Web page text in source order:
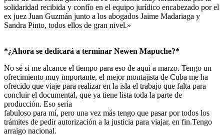
solidaridad recibida y confío en el equipo jurídico encabezado por el
ex juez Juan Guzmán junto a los abogados Jaime Madariaga y
Sandra Pinto, todos ellos de gran nivel.»
*¿Ahora se dedicará a terminar Newen Mapuche?*
No sé si me alcance el tiempo para eso de aquí a marzo. Tengo un
ofrecimiento muy importante, el mejor montajista de Cuba me ha
ofrecido que viaje para realizar en la isla el trabajo que falta para
concluir el documental, que ya tiene lista toda la parte de
producción. Eso sería
fabuloso para mí, pero una vez más tengo que pasar por todos los
trámites de pedir autorización a la justicia para viajar, en fin.Tengo
arraigo nacional.